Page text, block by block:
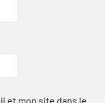
et mon site dans le